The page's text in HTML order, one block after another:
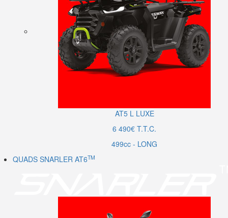
AT5 L LUXE
6 490€ T.T.C.
499cc - LONG
QUADS SNARLER AT6TM